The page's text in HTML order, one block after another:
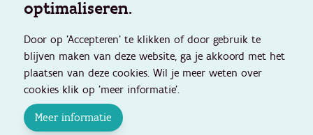
optimaliseren.
Door op 'Accepteren' te klikken of door gebruik te
blijven maken van deze website, ga je akkoord met het
plaatsen van deze cookies. Wil je meer weten over
cookies klik op 'meer informatie'.
Meer informatie